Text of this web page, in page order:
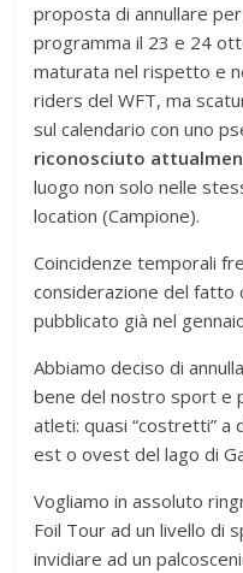
proposta di annullare per
programma il 23 e 24
maturata nel rispetto e
riders del WFT, ma
sul calendario con uno
riconosciuto
luogo non solo nelle
location (Campione).
Coincidenze temporali
considerazione del fatto
pubblicato già nel
Abbiamo deciso di
bene del nostro sport e
atleti: quasi “costretti”
est o ovest del lago di
Vogliamo in assoluto
Foil Tour ad un livello di
invidiare ad un